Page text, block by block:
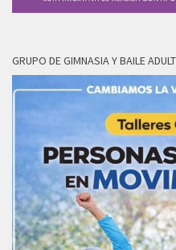
GRUPO DE GIMNASIA Y BAILE